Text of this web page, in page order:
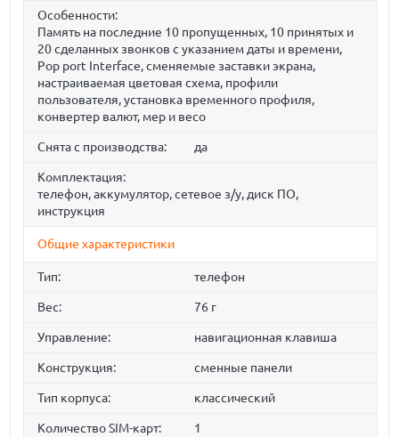
Особенности:
Память на последние 10 пропущенных, 10 принятых и
20 сделанных звонков с указанием даты и времени,
Pop port Interface, сменяемые заставки экрана,
настраиваемая цветовая схема, профили
пользователя, установка временного профиля,
конвертер валют, мер и весо
Снята с производства: да
Комплектация:
телефон, аккумулятор, сетевое з/у, диск ПО,
инструкция
Общие характеристики
Тип: телефон
Вес: 76 г
Управление: навигационная клавиша
Конструкция: сменные панели
Тип корпуса: классический
Количество SIM-карт: 1